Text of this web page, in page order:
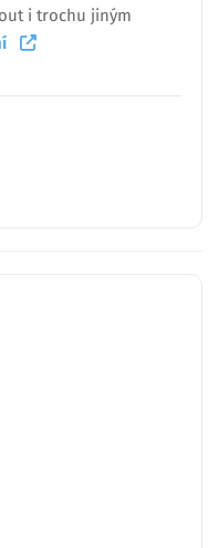
i trochu jiným